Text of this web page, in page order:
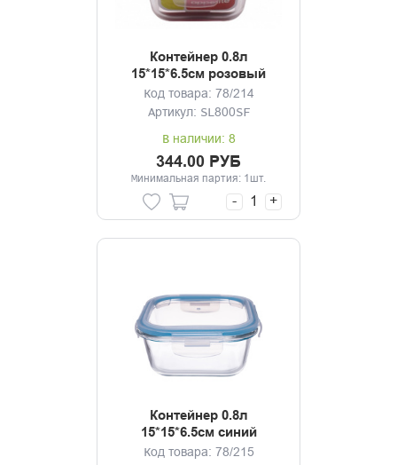
Контейнер 0.8л
15*15*6.5см розовый
Код товара: 78/214
Артикул: SL800SF
В наличии: 8
344.00 РУБ
Минимальная партия: 1шт.
- +
Контейнер 0.8л
15*15*6.5см синий
Код товара: 78/215